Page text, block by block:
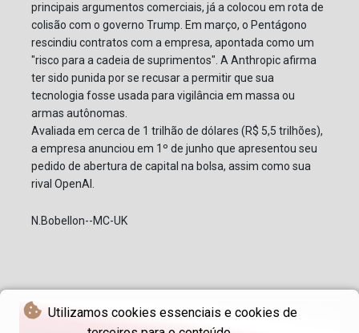
Utilizamos cookies essenciais e cookies de
principais argumentos comerciais, já a colocou em rota de
colisão com o governo Trump. Em março, o Pentágono
rescindiu contratos com a empresa, apontada como um
"risco para a cadeia de suprimentos". A Anthropic afirma
ter sido punida por se recusar a permitir que sua
tecnologia fosse usada para vigilância em massa ou
armas autônomas.
Avaliada em cerca de 1 trilhão de dólares (R$ 5,5 trilhões),
a empresa anunciou em 1º de junho que apresentou seu
pedido de abertura de capital na bolsa, assim como sua
rival OpenAI.
N.Bobellon--MC-UK